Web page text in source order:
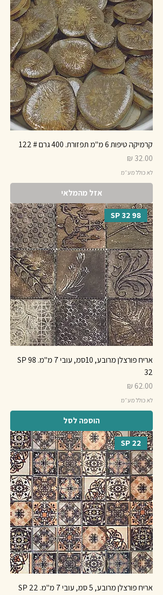
קרמיקה טיפות 6 מ"מ תפזורת. 400 גרם # 122
מחיר
לא כולל מע״מ
אזל מהמלאי
98 SP 32
אריח פורצלן מרובע, 10סמ, עובי 7 מ"מ. SP 98
32
מחיר
לא כולל מע״מ
הוספה לסל
SP 22
אריח פורצלן מרובע, 5 סמ, עובי 7 מ"מ. SP 22